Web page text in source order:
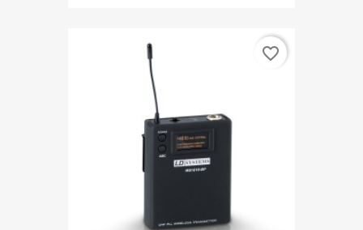
favorite_border